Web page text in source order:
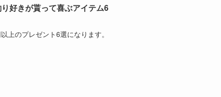
好きが貰って喜ぶアイテム6
上のプレゼント6選になります。